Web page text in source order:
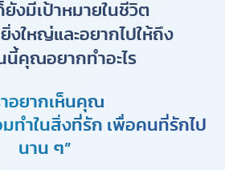
งมีเป้าหมายในชีวิต
งใหญ่และอยากไปให้ถึง
นี้คุณอยากทำอะไร
าอยากเห็นคุณ
ทำในสิ่งที่รัก เพื่อคนที่รักไป
นาน ๆ”